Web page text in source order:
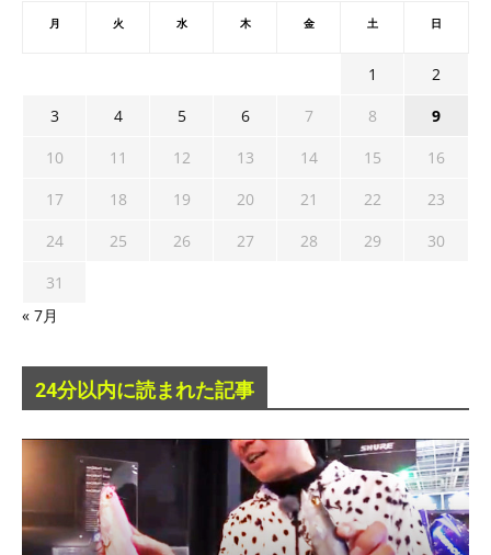
月 火 水 木 金 土 日
1
2
3
4 5 6 7 8
9
10
11 12 13 14 15
16
17
18 19 20 21 22
23
24
25 26 27 28 29
30
31
« 7月
24分以内に読まれた記事